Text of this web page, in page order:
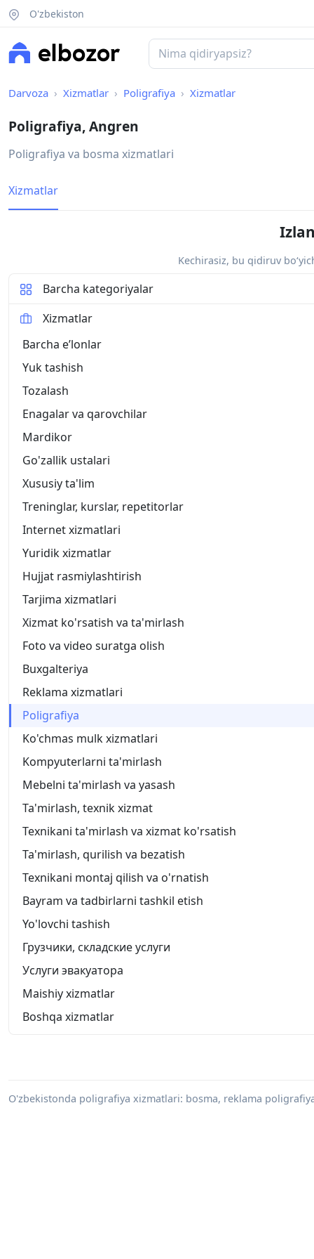
O'zbekiston
Darvoza Xizmatlar Poligrafiya Xizmatlar
Poligrafiya, Angren
Poligrafiya va bosma xizmatlari
Xizmatlar
Kechirasiz, bu qidiruv
Barcha kategoriyalar
Xizmatlar
Barcha eʼlonlar
Yuk tashish
Tozalash
Enagalar va qarovchilar
Mardikor
Go'zallik ustalari
Xususiy ta'lim
Treninglar, kurslar, repetitorlar
Internet xizmatlari
Yuridik xizmatlar
Hujjat rasmiylashtirish
Tarjima xizmatlari
Xizmat ko'rsatish va ta'mirlash
Foto va video suratga olish
Buxgalteriya
Reklama xizmatlari
Poligrafiya
Ko'chmas mulk xizmatlari
Kompyuterlarni ta'mirlash
Mebelni ta'mirlash va yasash
Ta'mirlash, texnik xizmat
Texnikani ta'mirlash va xizmat ko'rsatish
Ta'mirlash, qurilish va bezatish
Texnikani montaj qilish va o'rnatish
Bayram va tadbirlarni tashkil etish
Yo'lovchi tashish
Грузчики, складские услуги
Услуги эвакуатора
Maishiy xizmatlar
Boshqa xizmatlar
O'zbekistonda poligrafiya xizmatlari: bosma, reklama